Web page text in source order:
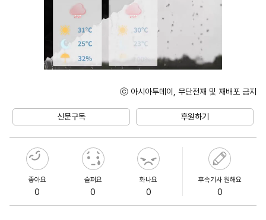
ⓒ 아시아투데이, 무단전재 및 재배포 금지
신문구독 후원하기
좋아요
0
슬퍼요
0
화나요
0
후속기사 원해요
0